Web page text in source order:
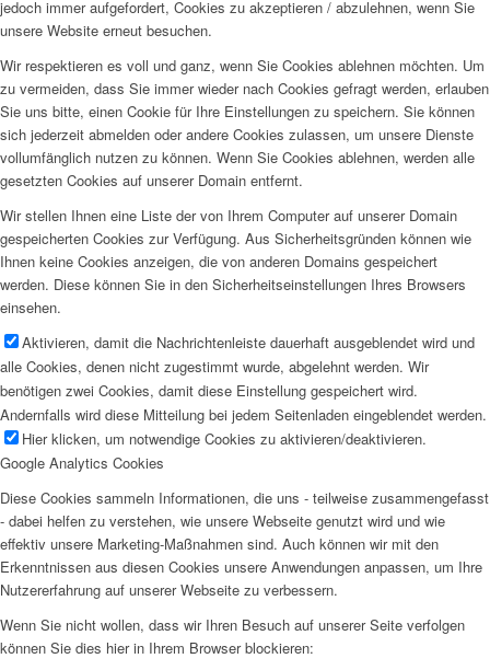
jedoch immer aufgefordert, Cookies zu akzeptieren / abzulehnen, wenn Sie
unsere Website erneut besuchen.
Wir respektieren es voll und ganz, wenn Sie Cookies ablehnen möchten. Um
zu vermeiden, dass Sie immer wieder nach Cookies gefragt werden, erlauben
Sie uns bitte, einen Cookie für Ihre Einstellungen zu speichern. Sie können
sich jederzeit abmelden oder andere Cookies zulassen, um unsere Dienste
vollumfänglich nutzen zu können. Wenn Sie Cookies ablehnen, werden alle
gesetzten Cookies auf unserer Domain entfernt.
Wir stellen Ihnen eine Liste der von Ihrem Computer auf unserer Domain
gespeicherten Cookies zur Verfügung. Aus Sicherheitsgründen können wie
Ihnen keine Cookies anzeigen, die von anderen Domains gespeichert
werden. Diese können Sie in den Sicherheitseinstellungen Ihres Browsers
einsehen.
Aktivieren, damit die Nachrichtenleiste dauerhaft ausgeblendet wird und
alle Cookies, denen nicht zugestimmt wurde, abgelehnt werden. Wir
benötigen zwei Cookies, damit diese Einstellung gespeichert wird.
Andernfalls wird diese Mitteilung bei jedem Seitenladen eingeblendet werden.
Hier klicken, um notwendige Cookies zu aktivieren/deaktivieren.
Google Analytics Cookies
Diese Cookies sammeln Informationen, die uns - teilweise zusammengefasst
- dabei helfen zu verstehen, wie unsere Webseite genutzt wird und wie
effektiv unsere Marketing-Maßnahmen sind. Auch können wir mit den
Erkenntnissen aus diesen Cookies unsere Anwendungen anpassen, um Ihre
Nutzererfahrung auf unserer Webseite zu verbessern.
Wenn Sie nicht wollen, dass wir Ihren Besuch auf unserer Seite verfolgen
können Sie dies hier in Ihrem Browser blockieren: